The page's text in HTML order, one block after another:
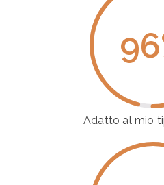
96
Adatto al mio